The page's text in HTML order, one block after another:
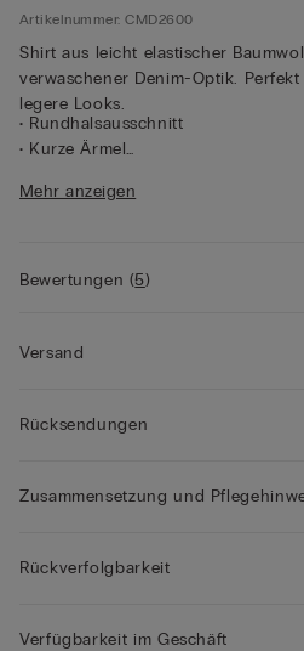
Artikelnummer: CMD2600
Shirt aus leicht elastischer
verwaschener Denim-Optik.
legere Looks.
• Rundhalsausschnitt
• Kurze Ärmel
• Das Model ist 175 cm groß und
Mehr anzeigen
Bewertungen (5)
Versand
Rücksendungen
Zusammensetzung und
Rückverfolgbarkeit
Verfügbarkeit im Geschäft